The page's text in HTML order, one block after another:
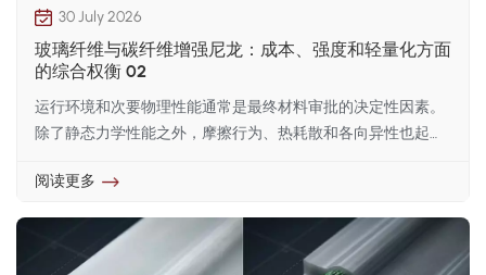
30 July 2026
玻璃纤维与碳纤维增强尼龙：成本、强度和轻量化方面
的综合权衡 02
运行环境和次要物理性能通常是最终材料审批的决定性因素。
除了静态力学性能之外，摩擦行为、热耗散和各向异性也起着
循环振动下，裸露的纤维会加速配合金属表面的磨损并产生静
维增强尼龙 碳纤维在无润滑齿轮、动态轴承和防爆壳体等对静
压耗散和热传递要求较高的应用中表现出色。然而，与玻璃纤
阅读更多